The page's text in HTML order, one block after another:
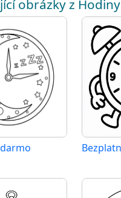
obrázky z Hodiny